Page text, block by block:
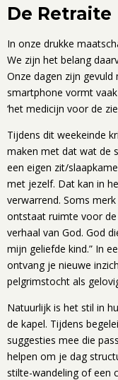
De Retraite
In onze drukke
We zijn het belang
Onze dagen zijn gevuld
smartphone vormt
‘het medicijn voor de
Tijdens dit weekeinde
maken met dat wat de
een eigen zit/
met jezelf. Dat kan in
verwarrend. Soms
ontstaat ruimte voor
verhaal van God. God
mijn geliefde kind.” In
ontvang je nieuwe
pelgrimstocht als
Natuurlijk is het stil in
de kapel. Tijdens
suggesties mee die
helpen om je dag
stilte-wandeling of een